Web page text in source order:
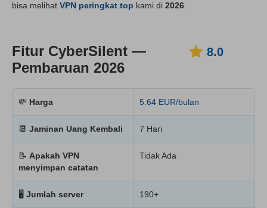
bisa melihat VPN peringkat top kami di 2026.
Fitur CyberSilent —
Pembaruan 2026
8.0
💸 Harga 5.64 EUR/bulan
📆 Jaminan Uang Kembali 7 Hari
📝 Apakah VPN
menyimpan catatan
Tidak Ada
🖥 Jumlah server 190+